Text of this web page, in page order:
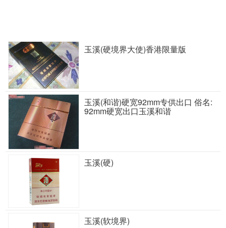
玉溪(硬境界大使)香港限量版
玉溪(和谐)硬宽92mm专供出口 俗名:
92mm硬宽出口玉溪和谐
玉溪(硬)
玉溪(软境界)